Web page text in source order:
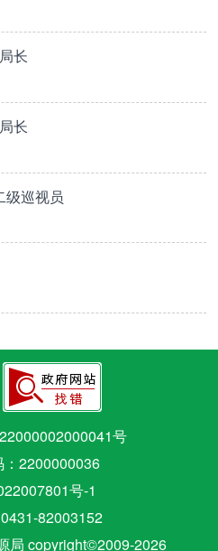
长
长
级巡视员
号
：2200000036
号-1
82003152
局 copyright©2009-2026